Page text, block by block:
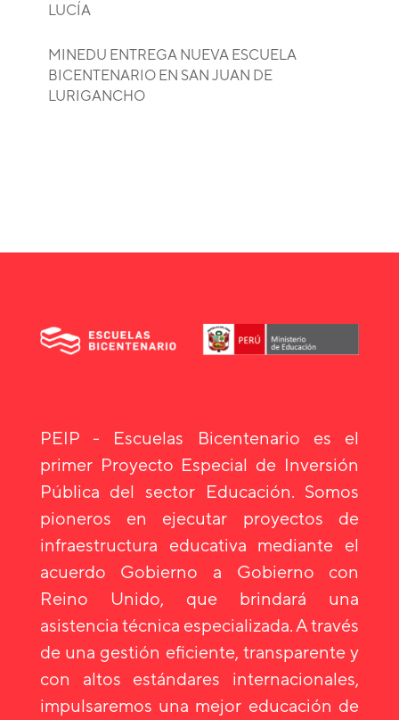
LUCÍA
MINEDU ENTREGA NUEVA ESCUELA
BICENTENARIO EN SAN JUAN DE
LURIGANCHO
PEIP - Escuelas Bicentenario es el
primer Proyecto Especial de Inversión
Pública del sector Educación. Somos
pioneros en ejecutar proyectos de
infraestructura educativa mediante el
acuerdo Gobierno a Gobierno con
Reino Unido, que brindará una
asistencia técnica especializada. A través
de una gestión eficiente, transparente y
con altos estándares internacionales,
impulsaremos una mejor educación de